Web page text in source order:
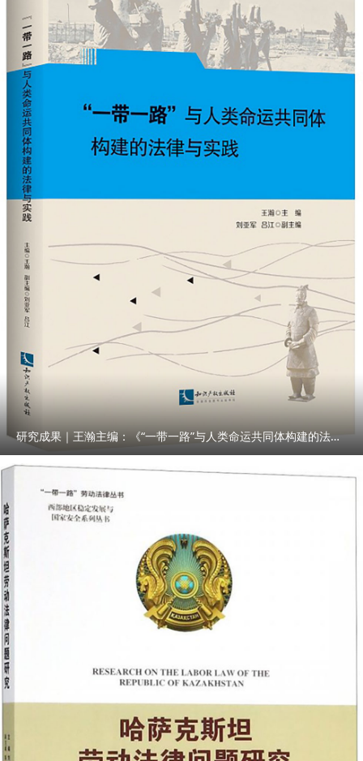
研究成果｜王瀚主编：《“一带一路”与人类命运共同体构建的法律与实践》